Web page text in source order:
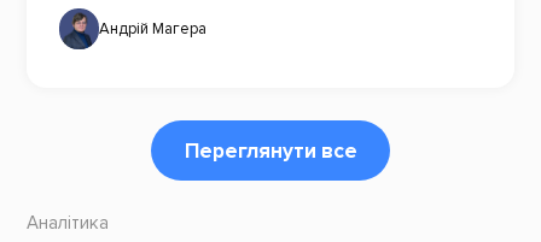
Андрій Магера
Переглянути все
Аналітика